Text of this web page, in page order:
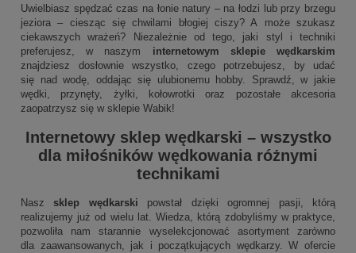
Uwielbiasz spędzać czas na łonie natury – na łodzi lub przy brzegu
jeziora – ciesząc się chwilami błogiej ciszy? A może szukasz
ciekawszych wrażeń? Niezależnie od tego, jaki styl i techniki
preferujesz, w naszym internetowym sklepie wędkarskim
znajdziesz dosłownie wszystko, czego potrzebujesz, by udać
się nad wodę, oddając się ulubionemu hobby. Sprawdź, w jakie
wędki, przynęty, żyłki, kołowrotki oraz pozostałe akcesoria
zaopatrzysz się w sklepie Wabik!
Internetowy sklep wędkarski – wszystko
dla miłośników wędkowania różnymi
technikami
Naszsklep wędkarski powstał dzięki ogromnej pasji, którą
realizujemy już od wielu lat. Wiedza, którą zdobyliśmy w praktyce,
pozwoliła nam starannie wyselekcjonować asortyment zarówno
dla zaawansowanych, jak i początkujących wędkarzy. W ofercie